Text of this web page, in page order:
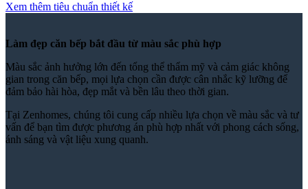
Xem thêm tiêu chuẩn thiết kế
Làm đẹp căn bếp bắt đầu từ màu sắc phù hợp
Màu sắc ảnh hưởng lớn đến tổng thể thẩm mỹ và cảm giác không
gian trong căn bếp, mọi lựa chọn cần được cân nhắc kỹ lưỡng để
đảm bảo hài hòa, đẹp mắt và bền lâu theo thời gian.
Tại Zenhomes, chúng tôi cung cấp nhiều lựa chọn về màu sắc và tư
vấn để bạn tìm được phương án phù hợp nhất với phong cách sống,
ánh sáng và vật liệu xung quanh.